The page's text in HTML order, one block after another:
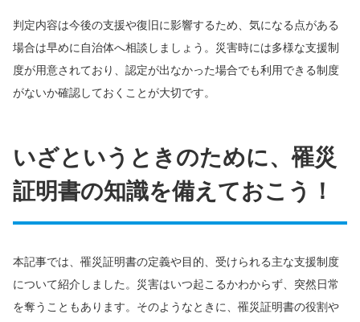
判定内容は今後の支援や復旧に影響するため、気になる点がある
場合は早めに自治体へ相談しましょう。災害時には多様な支援制
度が用意されており、認定が出なかった場合でも利用できる制度
がないか確認しておくことが大切です。
いざというときのために、罹災
証明書の知識を備えておこう！
本記事では、罹災証明書の定義や目的、受けられる主な支援制度
について紹介しました。災害はいつ起こるかわからず、突然日常
を奪うこともあります。そのようなときに、罹災証明書の役割や